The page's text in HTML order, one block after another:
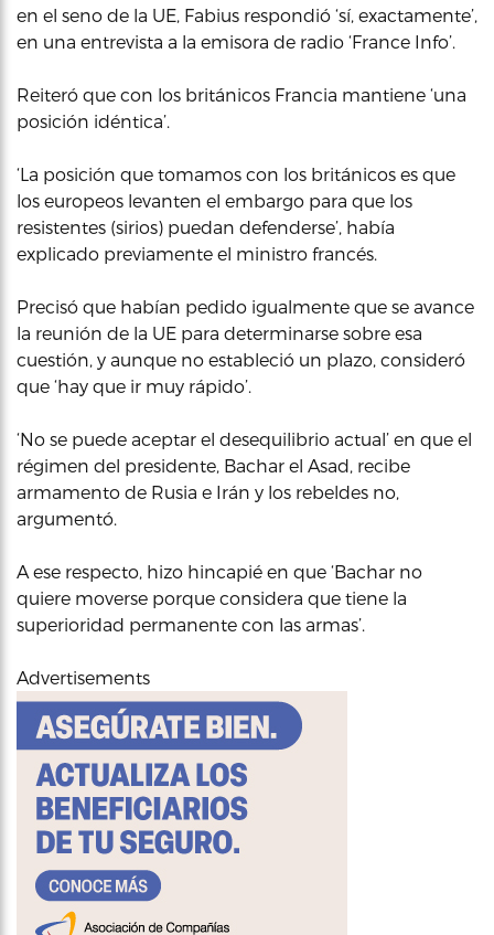
en el seno de la UE, Fabius respondió ‘sí, exactamente’,
en una entrevista a la emisora de radio ‘France Info’.
Reiteró que con los británicos Francia mantiene ‘una
posición idéntica’.
‘La posición que tomamos con los británicos es que
los europeos levanten el embargo para que los
resistentes (sirios) puedan defenderse’, había
explicado previamente el ministro francés.
Precisó que habían pedido igualmente que se avance
la reunión de la UE para determinarse sobre esa
cuestión, y aunque no estableció un plazo, consideró
que ‘hay que ir muy rápido’.
‘No se puede aceptar el desequilibrio actual’ en que el
régimen del presidente, Bachar el Asad, recibe
armamento de Rusia e Irán y los rebeldes no,
argumentó.
A ese respecto, hizo hincapié en que ‘Bachar no
quiere moverse porque considera que tiene la
superioridad permanente con las armas’.
Advertisements